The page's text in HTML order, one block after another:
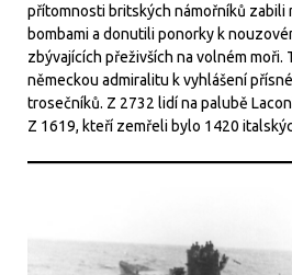
přítomnosti britských námořníků zabili
bombami a donutili ponorky k
zbývajících přeživších na volném moři.
německou admiralitu k vyhlášení
trosečníků. Z 2732 lidí na palubě
Z 1619, kteří zemřeli bylo 1420